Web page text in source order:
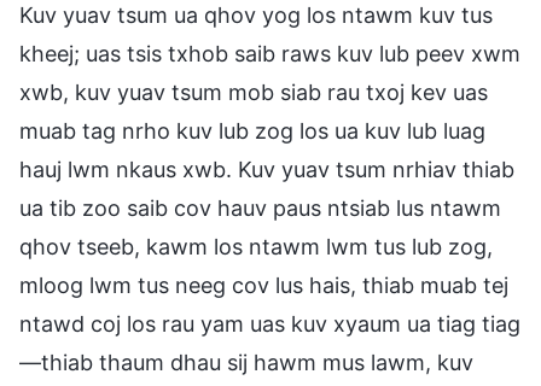
Kuv yuav tsum ua qhov yog los ntawm kuv tus
kheej; uas tsis txhob saib raws kuv lub peev xwm
xwb, kuv yuav tsum mob siab rau txoj kev uas
muab tag nrho kuv lub zog los ua kuv lub luag
hauj lwm nkaus xwb. Kuv yuav tsum nrhiav thiab
ua tib zoo saib cov hauv paus ntsiab lus ntawm
qhov tseeb, kawm los ntawm lwm tus lub zog,
mloog lwm tus neeg cov lus hais, thiab muab tej
ntawd coj los rau yam uas kuv xyaum ua tiag tiag
—thiab thaum dhau sij hawm mus lawm, kuv